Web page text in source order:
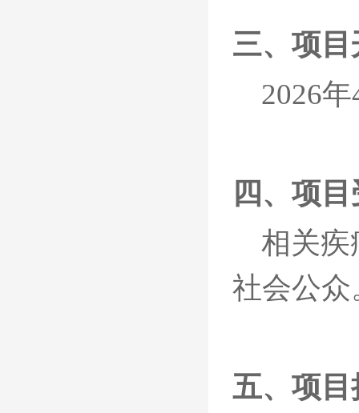
三、项
2026年
四、项
相关疾
社会公众
五、 项目